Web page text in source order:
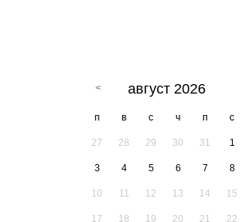
август 2026
п в с ч п с
27 28 29 30 31 1
3 4 5 6 7 8
10 11 12 13 14 15
17 18 19 20 21 22